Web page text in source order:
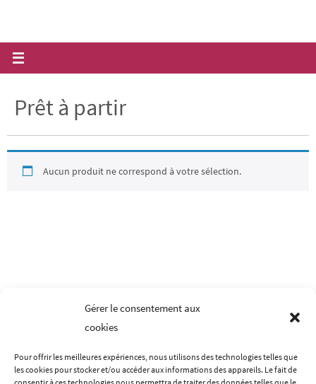
Gérer le consentement aux
cookies
Pour offrir les meilleures expériences, nous utilisons des technologies telles que
les cookies pour stocker et/ou accéder aux informations des appareils. Le fait de
Prêt à partir
Aucun produit ne correspond à votre sélection.
LES MENTIONS LÉGALES CONDITIONS GÉNÉRALES DE VENTES